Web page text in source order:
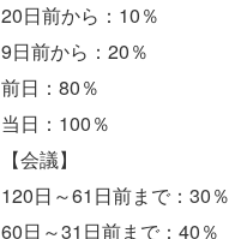
20日前から：10％
9日前から：20％
前日：80％
当日：100％
【会議】
120日～61日前まで：30％
60日～31日前まで：40％